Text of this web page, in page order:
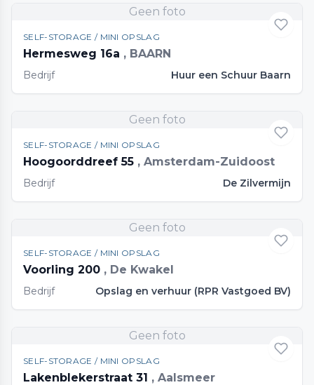
Geen foto
SELF-STORAGE / MINI OPSLAG
Hermesweg 16a , BAARN
Bedrijf Huur een Schuur Baarn
Geen foto
SELF-STORAGE / MINI OPSLAG
Hoogoorddreef 55 , Amsterdam-Zuidoost
Bedrijf De Zilvermijn
Geen foto
SELF-STORAGE / MINI OPSLAG
Voorling 200 , De Kwakel
Bedrijf Opslag en verhuur (RPR Vastgoed BV)
Geen foto
SELF-STORAGE / MINI OPSLAG
Lakenblekerstraat 31 , Aalsmeer